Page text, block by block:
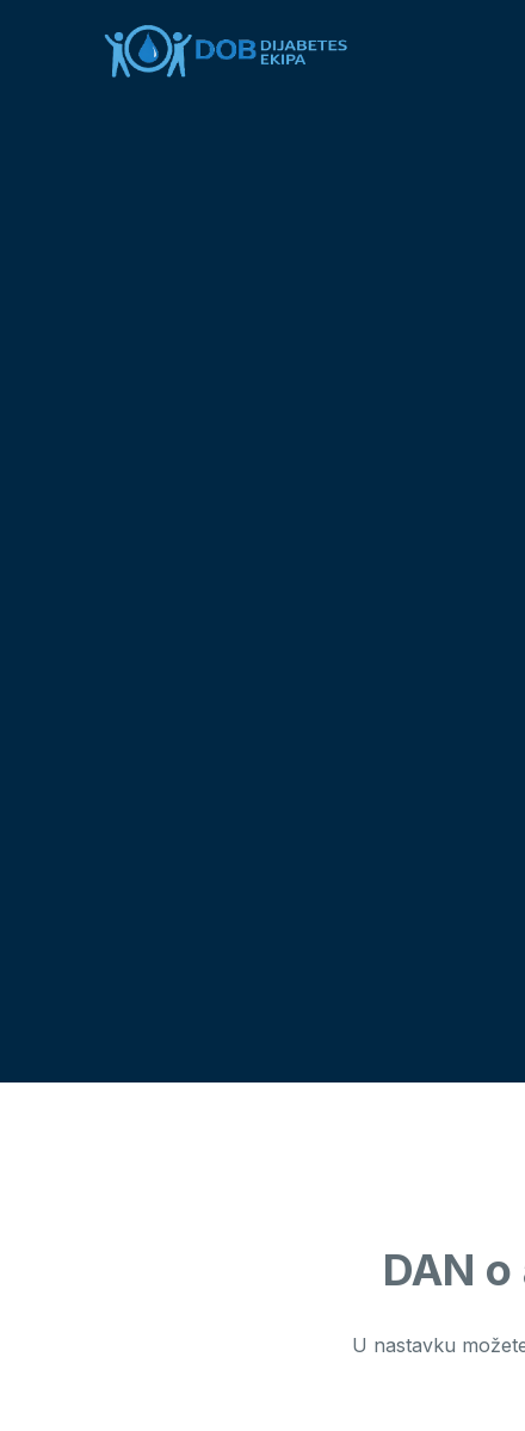
DAN
U nastavku